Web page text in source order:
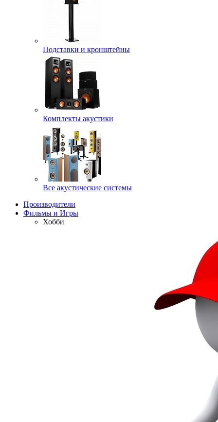
Подставки и кронштейны
Комплекты акустики
Все акустические системы
Производители
Фильмы и Игры
Хобби